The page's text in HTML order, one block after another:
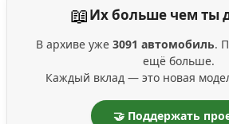
📖Их больше чем ты
В архиве уже 3091 автомобиль.
ещё больше.
Каждый вклад — это новая
🤝 Поддержать